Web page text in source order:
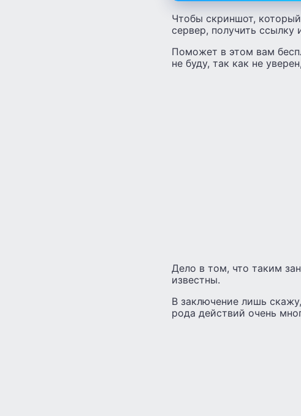
Чтобы скриншот,
сервер, получить ссылку
Поможет в этом вам
не буду, так как не
Дело в том, что таким
известны.
В заключение лишь
рода действий очень